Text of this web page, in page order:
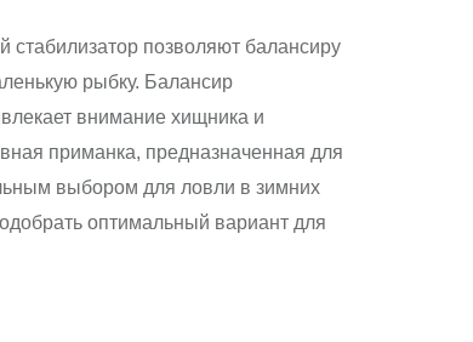
стабилизатор позволяют балансиру
рыбку. Балансир
внимание хищника и
приманка, предназначенная для
выбором для ловли в зимних
оптимальный вариант для